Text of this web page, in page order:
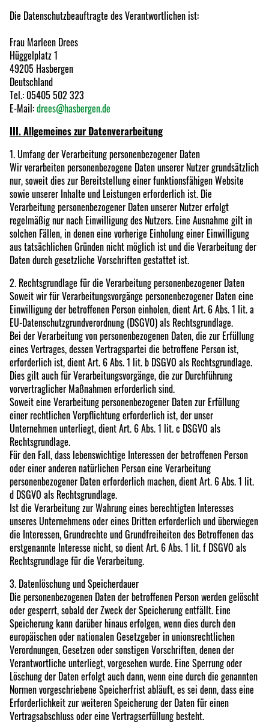
Die Datenschutzbeauftragte des Verantwortlichen ist:
Frau Marleen Drees
Hüggelplatz 1
49205 Hasbergen
Deutschland
Tel.: 05405 502 323
E-Mail:drees@hasbergen.de
III. Allgemeines zur Datenverarbeitung
1. Umfang der Verarbeitung personenbezogener Daten
Wir verarbeiten personenbezogene Daten unserer Nutzer grundsätzlich
nur, soweit dies zur Bereitstellung einer funktionsfähigen Website
sowie unserer Inhalte und Leistungen erforderlich ist. Die
Verarbeitung personenbezogener Daten unserer Nutzer erfolgt
regelmäßig nur nach Einwilligung des Nutzers. Eine Ausnahme gilt in
solchen Fällen, in denen eine vorherige Einholung einer Einwilligung
aus tatsächlichen Gründen nicht möglich ist und die Verarbeitung der
Daten durch gesetzliche Vorschriften gestattet ist.
2. Rechtsgrundlage für die Verarbeitung personenbezogener Daten
Soweit wir für Verarbeitungsvorgänge personenbezogener Daten eine
Einwilligung der betroffenen Person einholen, dient Art. 6 Abs. 1 lit. a
EU-Datenschutzgrundverordnung (DSGVO) als Rechtsgrundlage.
Bei der Verarbeitung von personenbezogenen Daten, die zur Erfüllung
eines Vertrages, dessen Vertragspartei die betroffene Person ist,
erforderlich ist, dient Art. 6 Abs. 1 lit. b DSGVO als Rechtsgrundlage.
Dies gilt auch für Verarbeitungsvorgänge, die zur Durchführung
vorvertraglicher Maßnahmen erforderlich sind.
Soweit eine Verarbeitung personenbezogener Daten zur Erfüllung
einer rechtlichen Verpflichtung erforderlich ist, der unser
Unternehmen unterliegt, dient Art. 6 Abs. 1 lit. c DSGVO als
Rechtsgrundlage.
Für den Fall, dass lebenswichtige Interessen der betroffenen Person
oder einer anderen natürlichen Person eine Verarbeitung
personenbezogener Daten erforderlich machen, dient Art. 6 Abs. 1 lit.
d DSGVO als Rechtsgrundlage.
Ist die Verarbeitung zur Wahrung eines berechtigten Interesses
unseres Unternehmens oder eines Dritten erforderlich und überwiegen
die Interessen, Grundrechte und Grundfreiheiten des Betroffenen das
erstgenannte Interesse nicht, so dient Art. 6 Abs. 1 lit. f DSGVO als
Rechtsgrundlage für die Verarbeitung.
3. Datenlöschung und Speicherdauer
Die personenbezogenen Daten der betroffenen Person werden gelöscht
oder gesperrt, sobald der Zweck der Speicherung entfällt. Eine
Speicherung kann darüber hinaus erfolgen, wenn dies durch den
europäischen oder nationalen Gesetzgeber in unionsrechtlichen
Verordnungen, Gesetzen oder sonstigen Vorschriften, denen der
Verantwortliche unterliegt, vorgesehen wurde. Eine Sperrung oder
Löschung der Daten erfolgt auch dann, wenn eine durch die genannten
Normen vorgeschriebene Speicherfrist abläuft, es sei denn, dass eine
Erforderlichkeit zur weiteren Speicherung der Daten für einen
Vertragsabschluss oder eine Vertragserfüllung besteht.